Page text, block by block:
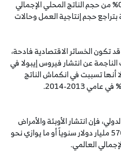
مليار دولار، أو ما يوازي نحو 0.6% من حجم الناتج المحلي الإجمالي
حجم إنتاجية العمل وحالات
تكون الخسائر الاقتصادية فادحة،
الناجمة عن انتشار فيروس إيبولا في
أنها تسببت في انكماش الناتج
فإن انتشار الأوبئة والأمراض
يكلف الاقتصاد العالمي نحو 570 مليار دولار سنوياً أو ما يوازي نحو